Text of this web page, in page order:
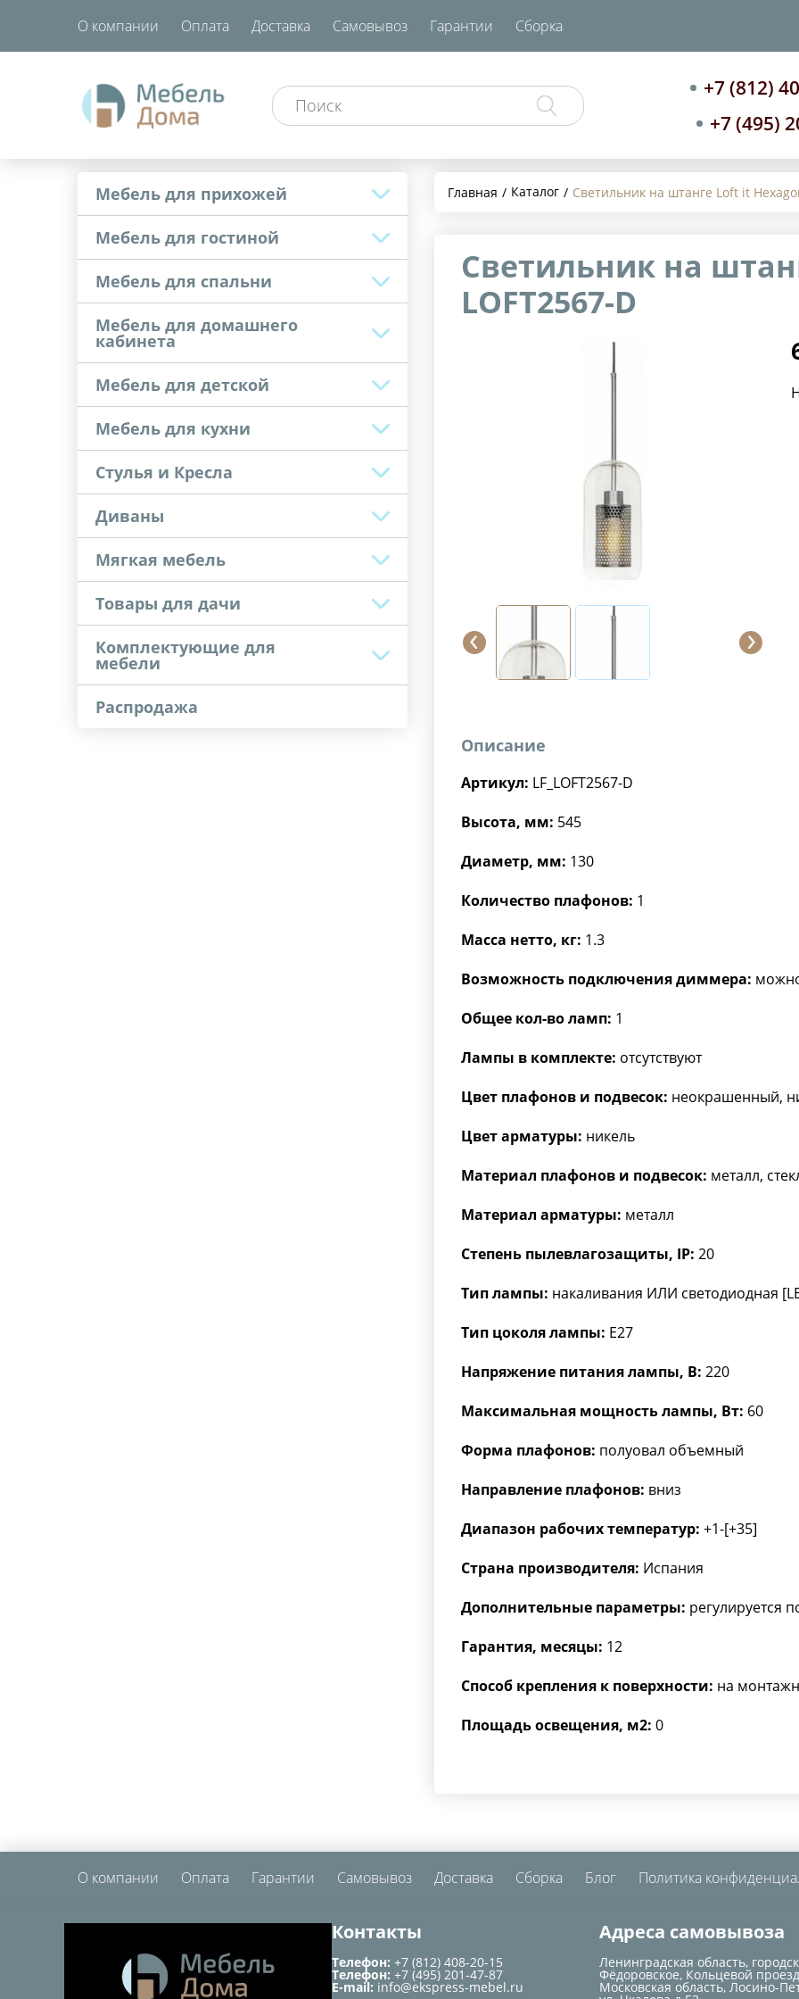
О компании Оплата Доставка Самовывоз Гарантии Сборка
+7 (812)
+7 (495)
Мебель для прихожей
Мебель для гостиной
Мебель для спальни
Мебель для домашнего
кабинета
Мебель для детской
Мебель для кухни
Стулья и Кресла
Диваны
Мягкая мебель
Товары для дачи
Комплектующие для
мебели
Распродажа
Главная Каталог Светильник на штанге Loft it
Светильник на
LOFT2567-D
Описание
Артикул: LF_LOFT2567-D
Высота, мм: 545
Диаметр, мм: 130
Количество плафонов: 1
Масса нетто, кг: 1.3
Возможность подключения диммера:
Общее кол-во ламп: 1
Лампы в комплекте: отсутствуют
Цвет плафонов и подвесок: неокрашенный,
Цвет арматуры: никель
Материал плафонов и подвесок: металл,
Материал арматуры: металл
Степень пылевлагозащиты, IP: 20
Тип лампы: накаливания ИЛИ светодиодная
Тип цоколя лампы: E27
Напряжение питания лампы, В: 220
Максимальная мощность лампы, Вт: 60
Форма плафонов: полуовал объемный
Направление плафонов: вниз
Диапазон рабочих температур: +1-[+35]
Страна производителя: Испания
Дополнительные параметры: регулируется
Гарантия, месяцы: 12
Способ крепления к поверхности: на
Площадь освещения, м2: 0
О компании Оплата Гарантии Самовывоз Доставка Сборка Блог Политика
Контакты
Телефон: +7 (812) 408-20-15
Телефон: +7 (495) 201-47-87
E-mail: info@ekspress-mebel.ru
Адреса самовывоза
Ленинградская область,
Фёдоровское, Кольцевой
Московская область, Лосино-